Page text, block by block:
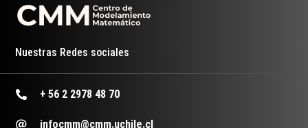
Nuestras Redes sociales
+ 56 2 2978 48 70
infocmm@cmm.uchile.cl